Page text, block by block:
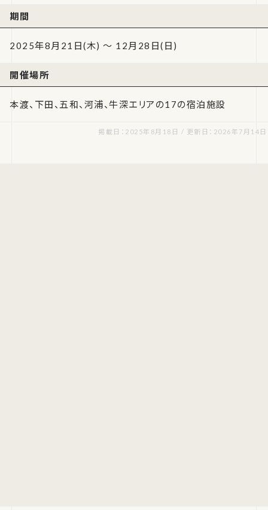
期間
2025年8月21日(木) ～ 12月28日(日)
開催場所
本渡、下田、五和、河浦、牛深エリアの17の宿泊施設
掲載日：2025年8月18日 / 更新日：2026年7月14日